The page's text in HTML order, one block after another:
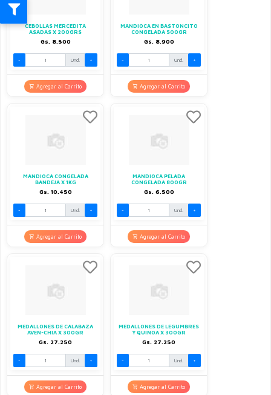
CEBOLLAS MERCEDITA
ASADAS X 200GRS
Gs. 8.500
- Und. +
Agregar al Carrito
MANDIOCA EN BASTONCITO
CONGELADA 500GR
Gs. 8.900
- Und. +
Agregar al Carrito
MANDIOCA CONGELADA
BANDEJA X 1KG
Gs. 10.450
- Und. +
Agregar al Carrito
MANDIOCA PELADA
CONGELADA 800GR
Gs. 6.500
- Und. +
Agregar al Carrito
MEDALLONES DE CALABAZA
AVEN-CHIA X 300GR
Gs. 27.250
- Und. +
Agregar al Carrito
MEDALLONES DE LEGUMBRES
Y QUINOA X 300GR
Gs. 27.250
- Und. +
Agregar al Carrito